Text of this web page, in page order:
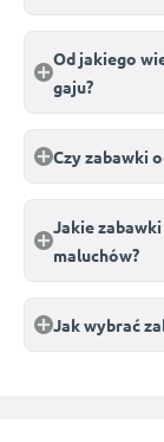
Od jakiego
gaju?
Czy zabawki
Jakie
maluchów?
Jak wybrać